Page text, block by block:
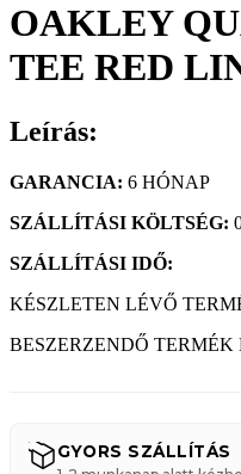
OAKLEY
TEE RED
Leírás:
GARANCIA: 6 HÓNAP
SZÁLLÍTÁSI KÖLTSÉG:
SZÁLLÍTÁSI IDŐ:
KÉSZLETEN LÉVŐ
BESZERZENDŐ
GYORS SZÁLLÍTÁS